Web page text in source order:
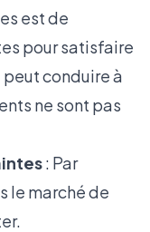
est de
pour satisfaire
conduire à
ne sont pas
: Par
le marché de